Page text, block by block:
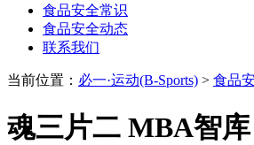
食品安全常识
食品安全动态
联系我们
当前位置： 必一·运动(B-Sports) > 食品
魂三片二 MBA智库